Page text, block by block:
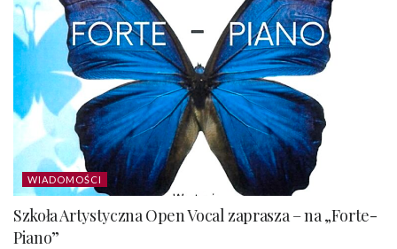
WIADOMOŚCI
Szkoła Artystyczna Open Vocal zaprasza – na „Forte-
Piano”